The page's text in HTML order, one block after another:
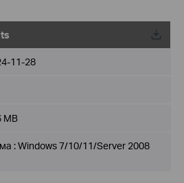
11-28
MB
: Windows 7/10/11/Server 2008